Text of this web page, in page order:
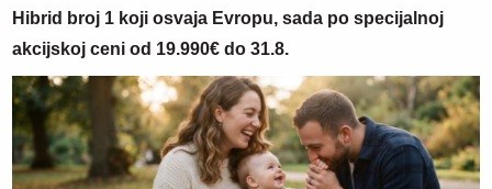
Hibrid broj 1 koji osvaja Evropu, sada po specijalnoj
akcijskoj ceni od 19.990€ do 31.8.